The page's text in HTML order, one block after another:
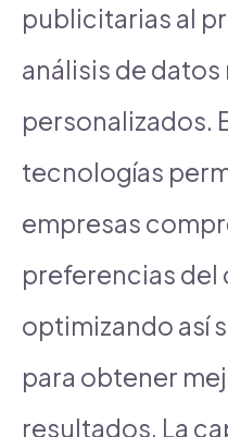
publicitarias al
análisis de
personalizados.
tecnologías
empresas
preferencias del
optimizando así
para obtener
resultados. La